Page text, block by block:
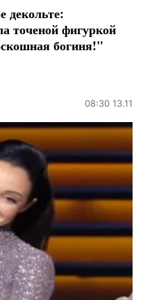
декольте:
точеной фигуркой
богиня!"
08:30 13.11